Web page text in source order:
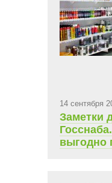
14 сентября
Заметки
выгодно